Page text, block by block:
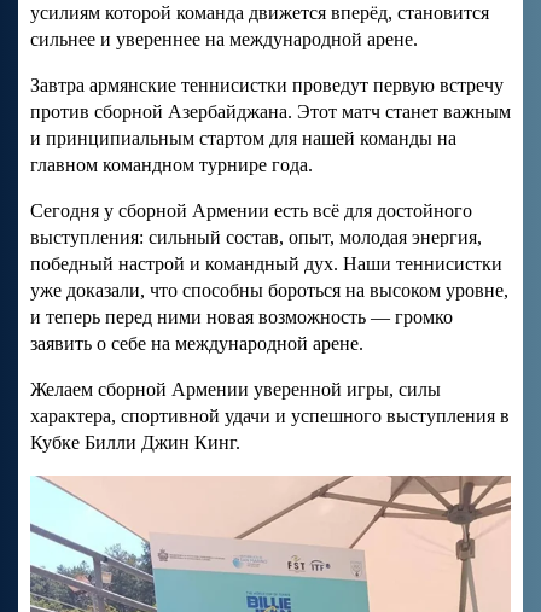
усилиям которой команда движется вперёд, становится
сильнее и увереннее на международной арене.
Завтра армянские теннисистки проведут первую встречу
против сборной Азербайджана. Этот матч станет важным
и принципиальным стартом для нашей команды на
главном командном турнире года.
Сегодня у сборной Армении есть всё для достойного
выступления: сильный состав, опыт, молодая энергия,
победный настрой и командный дух. Наши теннисистки
уже доказали, что способны бороться на высоком уровне,
и теперь перед ними новая возможность — громко
заявить о себе на международной арене.
Желаем сборной Армении уверенной игры, силы
характера, спортивной удачи и успешного выступления в
Кубке Билли Джин Кинг.